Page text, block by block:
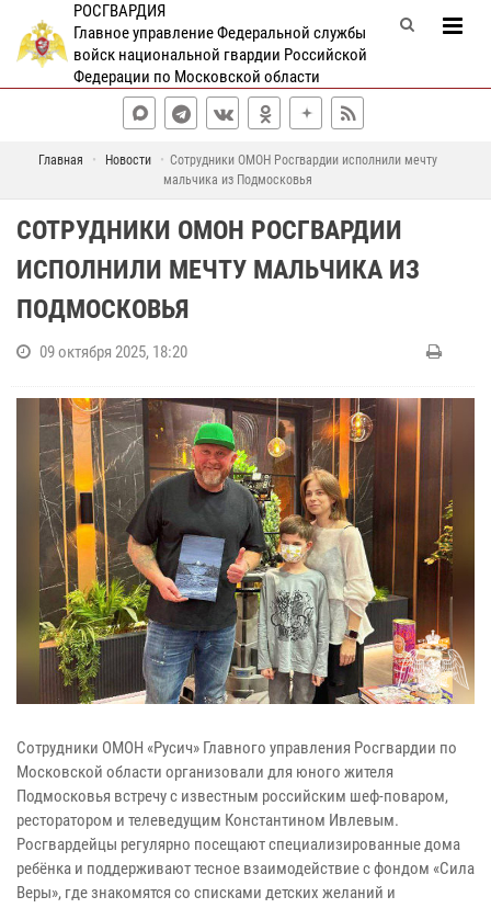
РОСГВАРДИЯ
Главное управление Федеральной службы
войск национальной гвардии Российской
Федерации по Московской области
Главная Новости
Сотрудники ОМОН Росгвардии исполнили мечту
мальчика из Подмосковья
СОТРУДНИКИ ОМОН РОСГВАРДИИ
ИСПОЛНИЛИ МЕЧТУ МАЛЬЧИКА ИЗ
ПОДМОСКОВЬЯ
09 октября 2025, 18:20
Сотрудники ОМОН «Русич» Главного управления Росгвардии по
Московской области организовали для юного жителя
Подмосковья встречу с известным российским шеф-поваром,
ресторатором и телеведущим Константином Ивлевым.
Росгвардейцы регулярно посещают специализированные дома
ребёнка и поддерживают тесное взаимодействие с фондом «Сила
Веры», где знакомятся со списками детских желаний и